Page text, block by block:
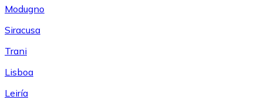
Modugno
Siracusa
Trani
Lisboa
Leiría